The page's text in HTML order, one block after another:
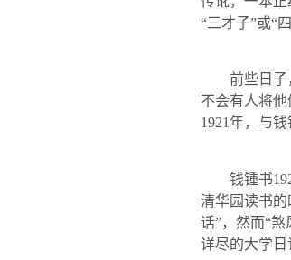
“三才子”或“
前些日子
不会有人将
1921年，与钱
钱锺书
清华园读书
话”，然而“
详尽的大学日